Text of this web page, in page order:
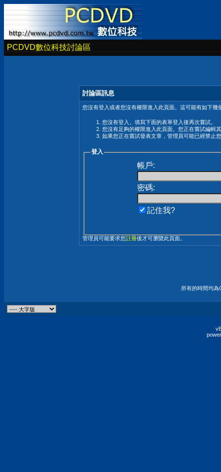
PCDVD數位科技討論區
討論區訊息
您沒有登入或者您沒有權限進入此頁面。這可能有如下幾
您沒有登入。填寫下面的表單登入後再次嘗試。
您沒有足夠的權限進入此頁面。您正在嘗試編輯
如果您正在嘗試發表文章，管理員可能已經禁止
登入
帳戶:
密碼:
記住我?
管理員可能要求您註冊後才可瀏覽此頁面。
所有的時間均為